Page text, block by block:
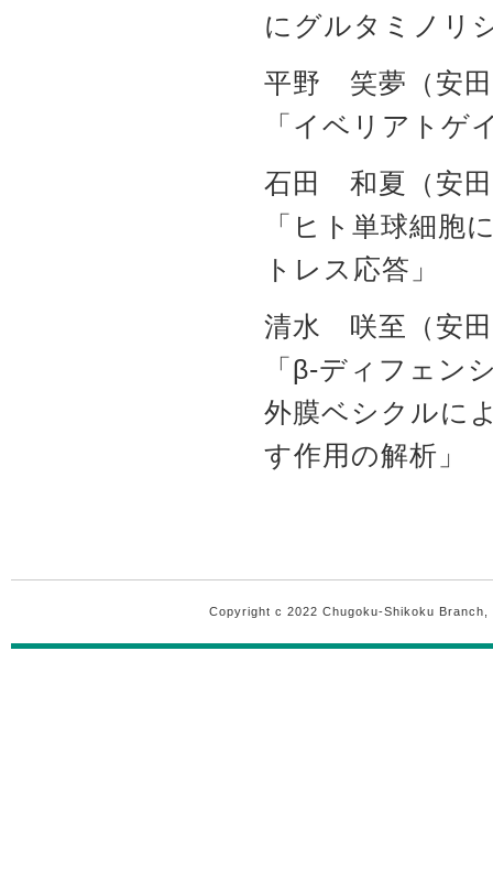
にグルタミノリ
平野 笑夢（安田
「イベリアトゲ
石田 和夏（安田
「ヒト単球細胞
トレス応答」
清水 咲至（安田
「β-ディフェン
外膜ベシクルに
す作用の解析」
Copyright c 2022 Chugoku-Shikoku